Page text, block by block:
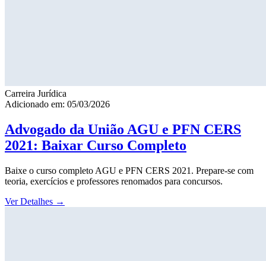
Carreira Jurídica
Adicionado em: 05/03/2026
Advogado da União AGU e PFN CERS
2021: Baixar Curso Completo
Baixe o curso completo AGU e PFN CERS 2021. Prepare-se com
teoria, exercícios e professores renomados para concursos.
Ver Detalhes →